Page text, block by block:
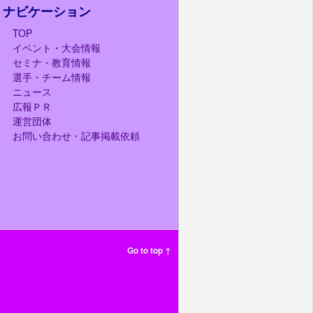
ナビケーション
TOP
イベント・大会情報
セミナ・教育情報
選手・チーム情報
ニュース
広報ＰＲ
運営団体
お問い合わせ・記事掲載依頼
Go to top ↑